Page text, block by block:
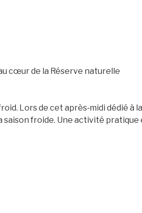
cœur de la Réserve naturelle
Lors de cet après‑midi dédié à la
saison froide. Une activité pratique